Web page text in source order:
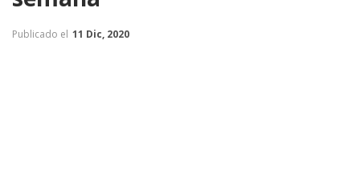
Publicado el 11 Dic, 2020